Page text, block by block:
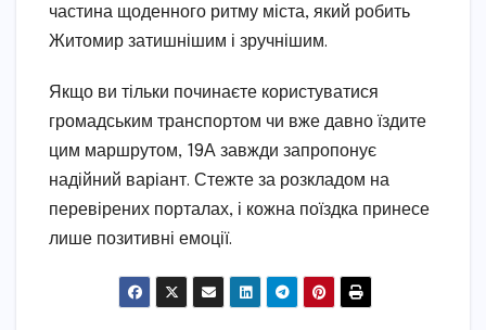
частина щоденного ритму міста, який робить
Житомир затишнішим і зручнішим.
Якщо ви тільки починаєте користуватися
громадським транспортом чи вже давно їздите
цим маршрутом, 19А завжди запропонує
надійний варіант. Стежте за розкладом на
перевірених порталах, і кожна поїздка принесе
лише позитивні емоції.